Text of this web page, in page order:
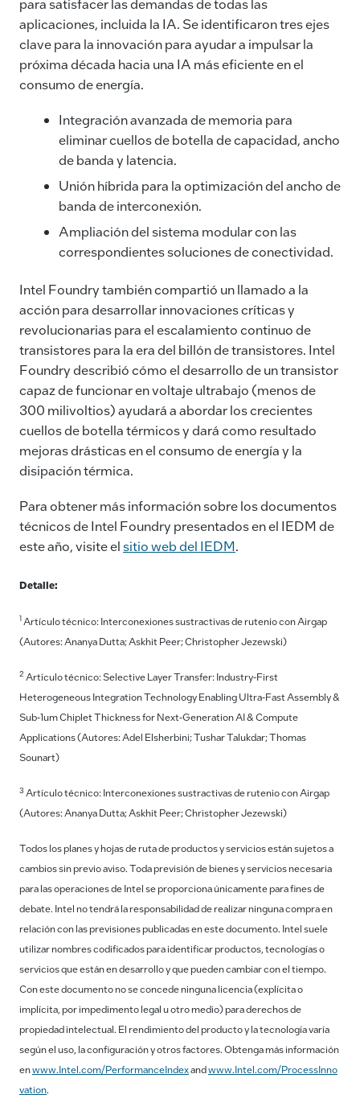
aplicaciones, incluida la IA. Se identificaron tres ejes
clave para la innovación para ayudar a impulsar la
próxima década hacia una IA más eficiente en el
consumo de energía.
Integración avanzada de memoria para
eliminar cuellos de botella de capacidad, ancho
de banda y latencia.
Unión híbrida para la optimización del ancho de
banda de interconexión.
Ampliación del sistema modular con las
correspondientes soluciones de conectividad.
Intel Foundry también compartió un llamado a la
acción para desarrollar innovaciones críticas y
revolucionarias para el escalamiento continuo de
transistores para la era del billón de transistores. Intel
Foundry describió cómo el desarrollo de un transistor
capaz de funcionar en voltaje ultrabajo (menos de
300 milivoltios) ayudará a abordar los crecientes
cuellos de botella térmicos y dará como resultado
mejoras drásticas en el consumo de energía y la
disipación térmica.
Para obtener más información sobre los documentos
técnicos de Intel Foundry presentados en el IEDM de
este año, visite elsitio web del IEDM.
Detalle:
1 Artículo técnico: Interconexiones sustractivas de rutenio con Airgap
(Autores: Ananya Dutta; Askhit Peer; Christopher Jezewski)
2 Artículo técnico: Selective Layer Transfer: Industry-First
Heterogeneous Integration Technology Enabling Ultra-Fast Assembly &
Sub-1um Chiplet Thickness for Next-Generation AI & Compute
Applications (Autores: Adel Elsherbini; Tushar Talukdar; Thomas
Sounart)
3 Artículo técnico: Interconexiones sustractivas de rutenio con Airgap
(Autores: Ananya Dutta; Askhit Peer; Christopher Jezewski)
Todos los planes y hojas de ruta de productos y servicios están sujetos a
cambios sin previo aviso. Toda previsión de bienes y servicios necesaria
para las operaciones de Intel se proporciona únicamente para fines de
debate. Intel no tendrá la responsabilidad de realizar ninguna compra en
relación con las previsiones publicadas en este documento. Intel suele
utilizar nombres codificados para identificar productos, tecnologías o
servicios que están en desarrollo y que pueden cambiar con el tiempo.
Con este documento no se concede ninguna licencia (explícita o
implícita, por impedimento legal u otro medio) para derechos de
propiedad intelectual. El rendimiento del producto y la tecnología varía
según el uso, la configuración y otros factores. Obtenga más información
enwww.Intel.com/PerformanceIndexandwww.Intel.com/ProcessInno
vation.